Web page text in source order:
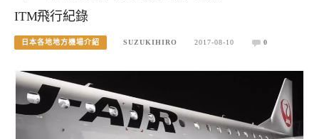
ITM飛行紀錄
日本各地地方機場介紹 SUZUKIHIRO 2017-08-10 0